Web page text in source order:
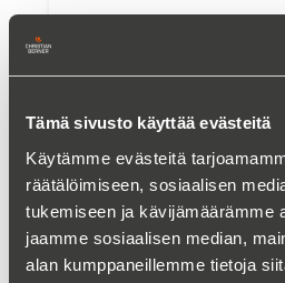
Tämä sivusto käyttää evästeitä
Käytämme evästeitä
räätälöimiseen, sosiaalisen
tukemiseen ja kävijämäärämme
jaamme sosiaalisen median,
alan kumppaneillemme tietoja